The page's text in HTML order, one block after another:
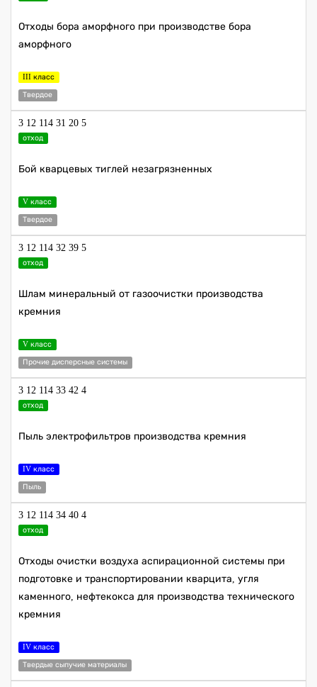
Отходы бора аморфного при производстве бора
аморфного
III класс
Твердое
3 12 114 31 20 5
отход
Бой кварцевых тиглей незагрязненных
V класс
Твердое
3 12 114 32 39 5
отход
Шлам минеральный от газоочистки производства
кремния
V класс
Прочие дисперсные системы
3 12 114 33 42 4
отход
Пыль электрофильтров производства кремния
IV класс
Пыль
3 12 114 34 40 4
отход
Отходы очистки воздуха аспирационной системы при
подготовке и транспортировании кварцита, угля
каменного, нефтекокса для производства технического
кремния
IV класс
Твердые сыпучие материалы